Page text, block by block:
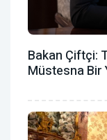
Bakan Çiftçi:
Müstesna Bir